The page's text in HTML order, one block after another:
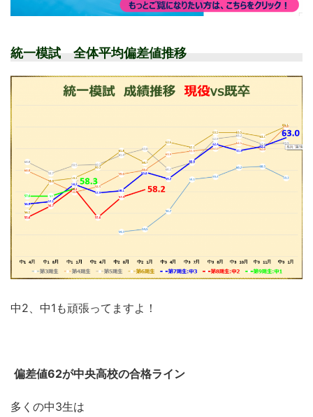
統一模試 全体平均偏差値推移
中2、中1も頑張ってますよ！
偏差値62が中央高校の合格ライン
多くの中3生は